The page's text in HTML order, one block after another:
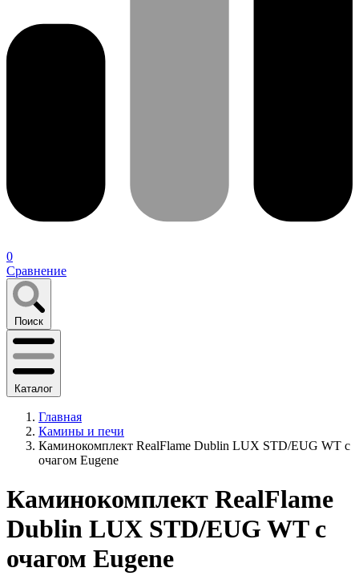
0
Сравнение
Поиск
Каталог
Главная
Камины и печи
Каминокомплект RealFlame Dublin LUX STD/EUG WT с
очагом Eugene
Каминокомплект RealFlame
Dublin LUX STD/EUG WT с
очагом Eugene